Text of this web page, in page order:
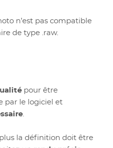
n’est pas compatible
de type .raw.
pour être
par le logiciel et
.
la définition doit être